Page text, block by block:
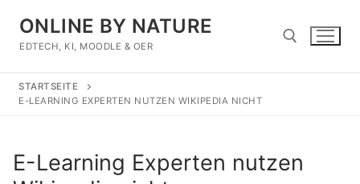
Inhalt
springen
ONLINE BY NATURE
EDTECH, KI, MOODLE & OER
Suchen nach:
STARTSEITE
E-LEARNING EXPERTEN NUTZEN WIKIPEDIA NICHT
E-Learning Experten nutzen